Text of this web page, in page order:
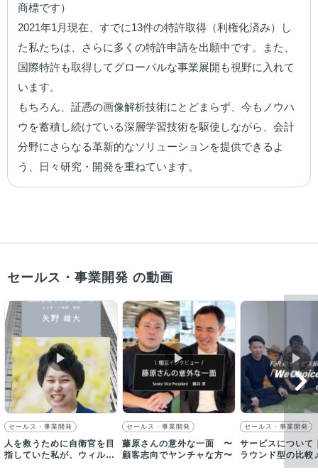
商標です）
2021年1月現在、すでに13件の特許取得（利権化済み）し
た私たちは、さらに多くの特許申請を出願中です。また、
国際特許も取得してグローバルな事業展開も視野に入れて
います。
もちろん、証憑の画像解析技術にとどまらず、今もノウハ
ウを蓄積し続けている深層学習技術を駆使しながら、会計
分野にさらなる革新的なソリューションを提供できるよ
う、日々研究・開発を重ねています。
セールス・事業開発 の動画
▶︎
セールス・事業開発
人を救うために自衛官を目
指していた私が、ウィルグ
▶︎
セールス・事業開発
藤原さんの意外な一面 〜
顧客志向でヤンチャな方〜
▶︎
セールス・事業開発
サービスについて
ラウンド型の比較
で日本一を目指す